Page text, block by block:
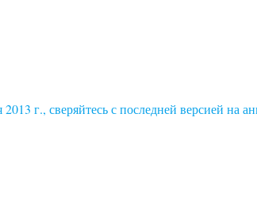
г., сверяйтесь с последней версией на